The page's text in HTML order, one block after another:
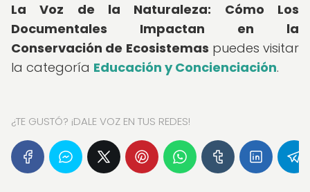
La Voz de la Naturaleza: Cómo Los
Documentales Impactan en la
Conservación de Ecosistemas puedes visitar
la categoría Educación y Concienciación.
¿TE GUSTÓ? ¡DALE VOZ EN TUS REDES!